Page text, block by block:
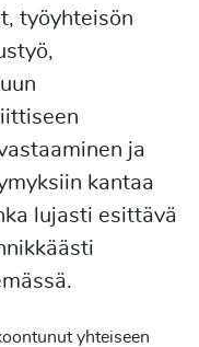
työyhteisön
ja
kantaa
lujasti esittävä
yhteiseen